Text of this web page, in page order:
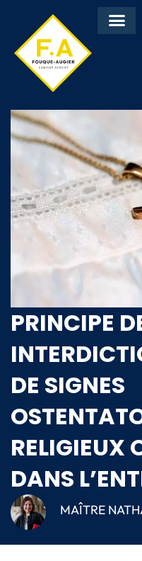
PRINCIPE
DE SIGNES
RELIGIEUX
DANS
MAÎTRE